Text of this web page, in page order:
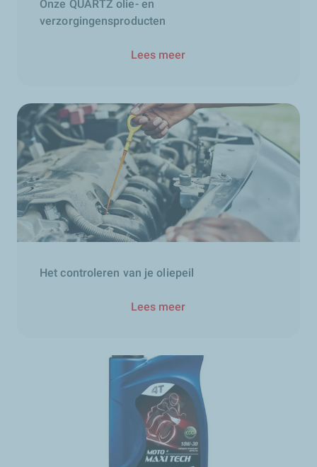
Onze QUARTZ olie- en
verzorgingensproducten
Lees meer
Het controleren van je oliepeil
Lees meer